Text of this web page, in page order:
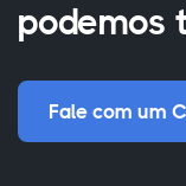
podemos
Fale com um